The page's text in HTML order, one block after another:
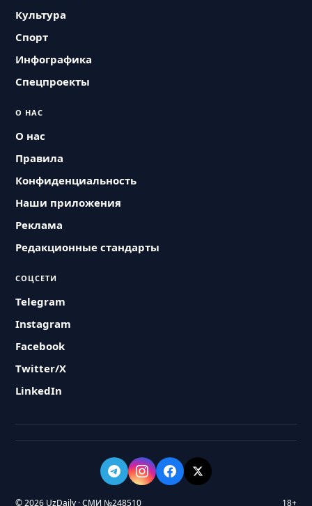
Культура
Спорт
Инфографика
Спецпроекты
О НАС
О нас
Правила
Конфиденциальность
Наши приложения
Реклама
Редакционные стандарты
СОЦСЕТИ
Telegram
Instagram
Facebook
Twitter/X
LinkedIn
© 2026 UzDaily · СМИ №248510 18+